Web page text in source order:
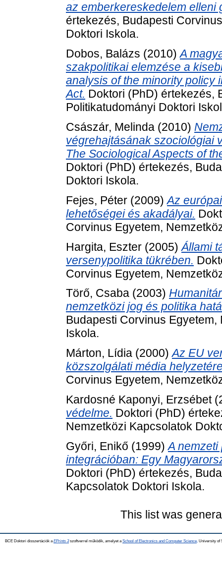
az emberkereskedelem elleni
értekezés, Budapesti
Doktori Iskola.
Dobos, Balázs (2010)A
szakpolitikai elemzése a
analysis of the minority policy
Act. Doktori (PhD) értekezés,
Politikatudományi Doktori
Császár, Melinda (2010)
végrehajtásának szociológiai
The Sociological Aspects of
Doktori (PhD) értekezés,
Doktori Iskola.
Fejes, Péter (2009)Az
lehetőségei és akadályai.
Corvinus Egyetem,
Hargita, Eszter (2005)Állami
versenypolitika tükrében.
Corvinus Egyetem,
Törő, Csaba (2003)
nemzetközi jog és politika
Budapesti Corvinus
Iskola.
Márton, Lídia (2000)Az EU
közszolgálati média
Corvinus Egyetem,
Kardosné Kaponyi, Erzsébet
védelme. Doktori (PhD)
Nemzetközi Kapcsolatok
Győri, Enikő (1999)A
integrációban: Egy
Doktori (PhD) értekezés,
Kapcsolatok Doktori Iskola.
This list was
BCE Doktori disszertációk a EPrints 3szoftverrel működik, amelyet a School of Electronics and Computer Science, University of